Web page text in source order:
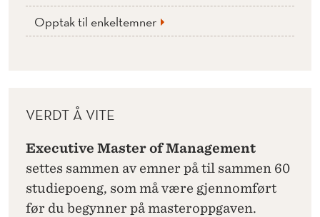
Opptak til enkeltemner
VERDT Å VITE
Executive Master of Management
settes sammen av emner på til sammen 60
studiepoeng, som må være gjennomført
før du begynner på masteroppgaven.